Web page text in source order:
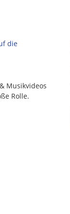
die
Musikvideos
Rolle.